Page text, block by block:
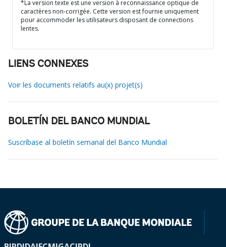
*La version texte est une version à reconnaissance optique de
caractères non-corrigée. Cette version est fournie uniquement
pour accommoder les utilisateurs disposant de connections
lentes.
LIENS CONNEXES
Voir les documents relatifs au(x) projet(s)
BOLETÍN DEL BANCO MUNDIAL
Suscríbase al boletín semanal del Banco Mundial